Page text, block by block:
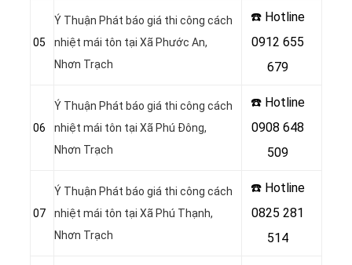
05
Ý Thuận Phát báo giá thi công cách
nhiệt mái tôn tại Xã Phước An,
Nhơn Trạch
☎️ Hotline
0912 655
679
06
Ý Thuận Phát báo giá thi công cách
nhiệt mái tôn tại Xã Phú Đông,
Nhơn Trạch
☎️ Hotline
0908 648
509
07
Ý Thuận Phát báo giá thi công cách
nhiệt mái tôn tại Xã Phú Thạnh,
Nhơn Trạch
☎️ Hotline
0825 281
514